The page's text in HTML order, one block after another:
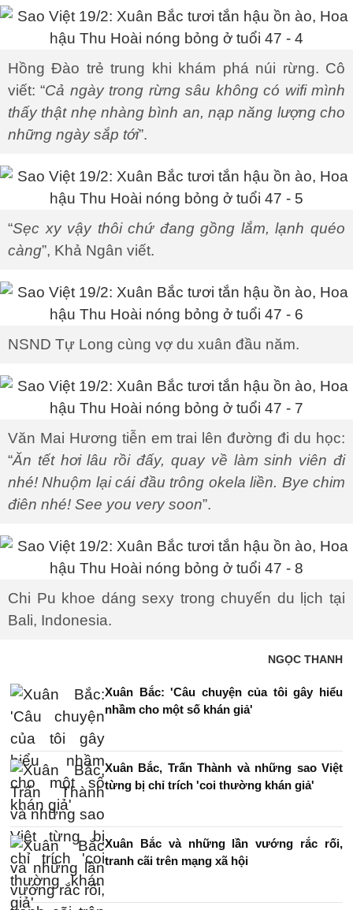
Hồng Đào trẻ trung khi khám phá núi rừng. Cô
viết: “Cả ngày trong rừng sâu không có wifi mình
thấy thật nhẹ nhàng bình an, nạp năng lượng cho
những ngày sắp tới”.
“Sẹc xy vậy thôi chứ đang gồng lắm, lạnh quéo
càng”, Khả Ngân viết.
NSND Tự Long cùng vợ du xuân đầu năm.
Văn Mai Hương tiễn em trai lên đường đi du học:
“Ăn tết hơi lâu rồi đấy, quay về làm sinh viên đi
nhé! Nhuộm lại cái đầu trông okela liền. Bye chim
điên nhé! See you very soon”.
Chi Pu khoe dáng sexy trong chuyến du lịch tại
Bali, Indonesia.
NGỌC THANH
Xuân Bắc: 'Câu chuyện của tôi gây hiểu
nhầm cho một số khán giả'
Xuân Bắc, Trấn Thành và những sao Việt
từng bị chỉ trích 'coi thường khán giả'
Xuân Bắc và những lần vướng rắc rối,
tranh cãi trên mạng xã hội